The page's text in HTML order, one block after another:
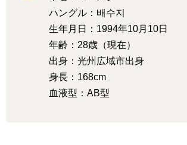
ハングル：배수지
生年月日：1994年10月10日
年齢：28歳（現在）
出身：光州広域市出身
身長：168cm
血液型：AB型